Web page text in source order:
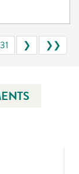
31 ❯ ❯❯